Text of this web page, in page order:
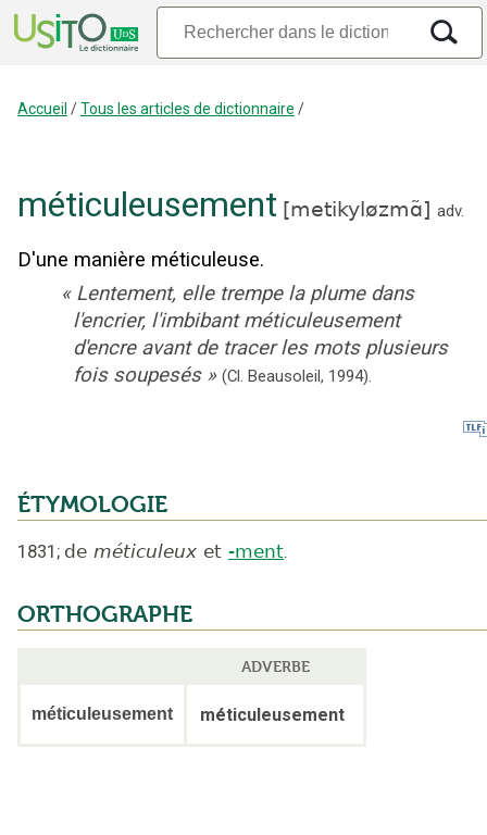
Accueil /Tous les articles de dictionnaire /
méticuleusement [metikyløzmɑ̃] adv.
D'une manière méticuleuse.
« Lentement, elle trempe la plume dans
l'encrier, l'imbibant méticuleusement
d'encre avant de tracer les mots plusieurs
fois soupesés » (Cl. Beausoleil, 1994).
ÉTYMOLOGIE
1831 ; de méticuleux et -ment.
ORTHOGRAPHE
ADVERBE
méticuleusement méticuleusement